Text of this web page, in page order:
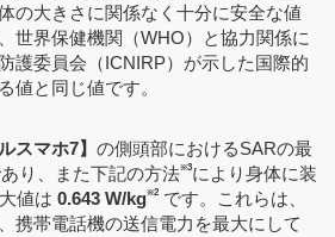
の大きさに関係なく十分に安全な値
世界保健機関（WHO）と協力関係に
護委員会（ICNIRP）が示した国際的
値と同じ値です。
スマホ7】 の側頭部におけるSARの最
り、また下記の方法※3により身体に装
値は 0.643 W/kg※2です。これらは、
携帯電話機の送信電力を最大にして